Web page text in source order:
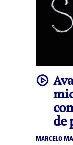
video
de
MARCELO